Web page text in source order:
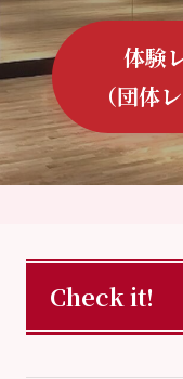
体験
（団体
Check it!